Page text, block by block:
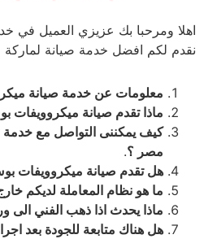
اهلا ومرحبا بك عزيزي العميل في
نقدم لكم افضل خدمة صيانة
معلومات عن خدمة صيانة
ماذا تقدم صيانة
كيف يمكننى التواصل مع
مصر ؟.
هل تقدم صيانة ميكروويفات
ما هو نظام المعاملة لديكم
ماذا يحدث اذا ذهب الفني الى
هل هناك متابعة للجودة بعد